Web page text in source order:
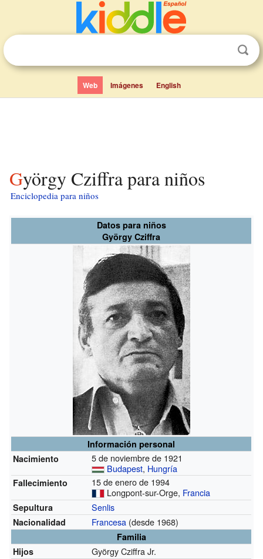
Web Imágenes English
György Cziffra para niños
Enciclopedia para niños
Datos para niños
György Cziffra
Información personal
Nacimiento
5 de noviembre de 1921
Budapest, Hungría
Fallecimiento
15 de enero de 1994
Longpont-sur-Orge, Francia
Sepultura Senlis
Nacionalidad Francesa (desde 1968)
Familia
Hijos
György Cziffra Jr.